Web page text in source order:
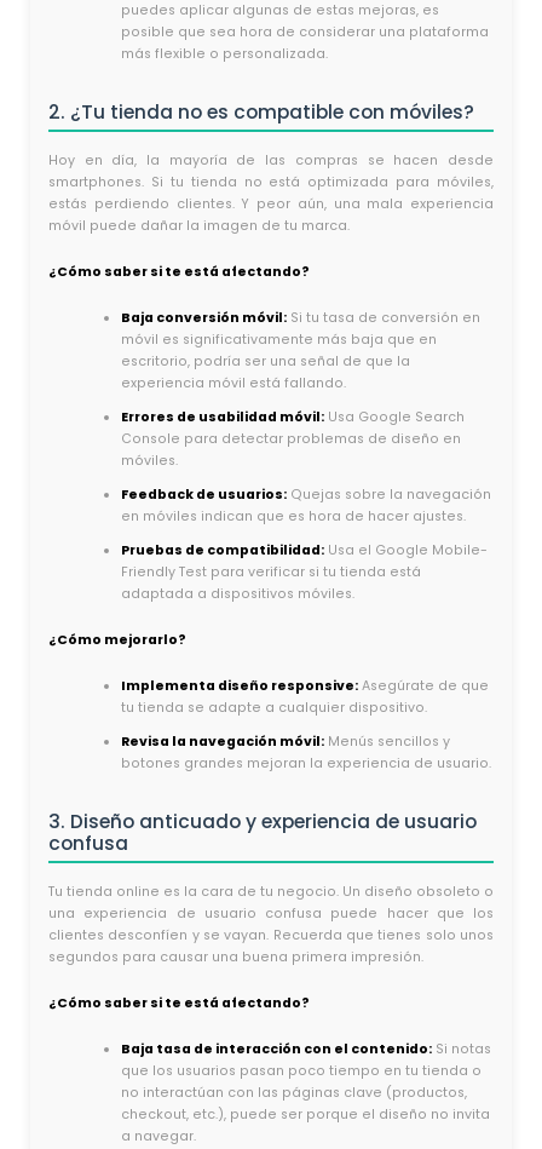
puedes aplicar algunas de estas mejoras, es
posible que sea hora de considerar una plataforma
más flexible o personalizada.
2. ¿Tu tienda no es compatible con móviles?
Hoy en día, la mayoría de las compras se hacen desde
smartphones. Si tu tienda no está optimizada para móviles,
estás perdiendo clientes. Y peor aún, una mala experiencia
móvil puede dañar la imagen de tu marca.
¿Cómo saber si te está afectando?
Baja conversión móvil: Si tu tasa de conversión en
móvil es significativamente más baja que en
escritorio, podría ser una señal de que la
experiencia móvil está fallando.
Errores de usabilidad móvil: Usa Google Search
Console para detectar problemas de diseño en
móviles.
Feedback de usuarios: Quejas sobre la navegación
en móviles indican que es hora de hacer ajustes.
Pruebas de compatibilidad: Usa el Google Mobile-
Friendly Test para verificar si tu tienda está
adaptada a dispositivos móviles.
¿Cómo mejorarlo?
Implementa diseño responsive: Asegúrate de que
tu tienda se adapte a cualquier dispositivo.
Revisa la navegación móvil: Menús sencillos y
botones grandes mejoran la experiencia de usuario.
3. Diseño anticuado y experiencia de usuario
confusa
Tu tienda online es la cara de tu negocio. Un diseño obsoleto o
una experiencia de usuario confusa puede hacer que los
clientes desconfíen y se vayan. Recuerda que tienes solo unos
segundos para causar una buena primera impresión.
¿Cómo saber si te está afectando?
Baja tasa de interacción con el contenido: Si notas
que los usuarios pasan poco tiempo en tu tienda o
no interactúan con las páginas clave (productos,
checkout, etc.), puede ser porque el diseño no invita
a navegar.